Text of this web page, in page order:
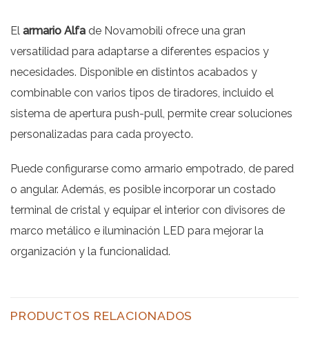
El armario Alfa de Novamobili ofrece una gran
versatilidad para adaptarse a diferentes espacios y
necesidades. Disponible en distintos acabados y
combinable con varios tipos de tiradores, incluido el
sistema de apertura push-pull, permite crear soluciones
personalizadas para cada proyecto.
Puede configurarse como armario empotrado, de pared
o angular. Además, es posible incorporar un costado
terminal de cristal y equipar el interior con divisores de
marco metálico e iluminación LED para mejorar la
organización y la funcionalidad.
PRODUCTOS RELACIONADOS